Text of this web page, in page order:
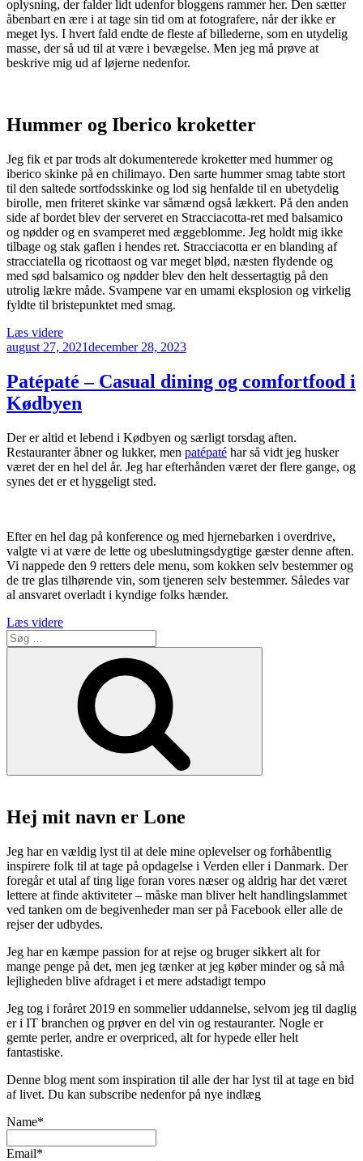
oplysning, der falder lidt udenfor bloggens rammer her. Den sætter
åbenbart en ære i at tage sin tid om at fotografere, når der ikke er
meget lys. I hvert fald endte de fleste af billederne, som en utydelig
masse, der så ud til at være i bevægelse. Men jeg må prøve at
beskrive mig ud af løjerne nedenfor.
Hummer og Iberico kroketter
Jeg fik et par trods alt dokumenterede kroketter med hummer og
iberico skinke på en chilimayo. Den sarte hummer smag tabte stort
til den saltede sortfodsskinke og lod sig henfalde til en ubetydelig
birolle, men friteret skinke var såmænd også lækkert. På den anden
side af bordet blev der serveret en Stracciacotta-ret med balsamico
og nødder og en svamperet med æggeblomme. Jeg holdt mig ikke
tilbage og stak gaflen i hendes ret. Stracciacotta er en blanding af
stracciatella og ricottaost og var meget blød, næsten flydende og
med sød balsamico og nødder blev den helt dessertagtig på den
utrolig lækre måde. Svampene var en umami eksplosion og virkelig
fyldte til bristepunktet med smag.
Læs videre“Camino
i
–
en
pilgrimsrejse
små-
retter”
Udgivet
august 27, 2021december 28, 2023
Patépaté – Casual dining og comfortfood i
Kødbyen
Der er altid et lebend i Kødbyen og særligt torsdag aften.
Restauranter åbner og lukker, men patépaté har så vidt jeg husker
været der en hel del år. Jeg har efterhånden været der flere gange, og
synes det er et hyggeligt sted.
Efter en hel dag på konference og med hjernebarken i overdrive,
valgte vi at være de lette og ubeslutningsdygtige gæster denne aften.
Vi nappede den 9 retters dele menu, som kokken selv bestemmer og
de tre glas tilhørende vin, som tjeneren selv bestemmer. Således var
al ansvaret overladt i kyndige folks hænder.
Læs videre“Patépaté
Casual
comfortfood
Kødbyen”
Søg
efter:
Hej mit navn er Lone
Jeg har en vældig lyst til at dele mine oplevelser og forhåbentlig
inspirere folk til at tage på opdagelse i Verden eller i Danmark. Der
foregår et utal af ting lige foran vores næser og aldrig har det været
lettere at finde aktiviteter – måske man bliver helt handlingslammet
ved tanken om de begivenheder man ser på Facebook eller alle de
rejser der udbydes.
Jeg har en kæmpe passion for at rejse og bruger sikkert alt for
mange penge på det, men jeg tænker at jeg køber minder og så må
lejligheden blive afdraget i et mere adstadigt tempo
Jeg tog i foråret 2019 en sommelier uddannelse, selvom jeg til daglig
er i IT branchen og prøver en del vin og restauranter. Nogle er
gemte perler, andre er overpriced, alt for hypede eller helt
fantastiske.
Denne blog ment som inspiration til alle der har lyst til at tage en bid
af livet. Du kan subscribe nedenfor på nye indlæg
Name*
Email*